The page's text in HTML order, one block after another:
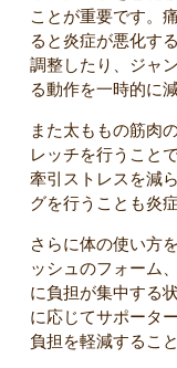
ことが重要です。
ると炎症が悪化す
調整したり、ジャ
る動作を一時的に
また太ももの筋肉
レッチを行うこと
牽引ストレスを減
グを行うことも炎
さらに体の使い方
ッシュのフォーム
に負担が集中する
に応じてサポータ
負担を軽減するこ